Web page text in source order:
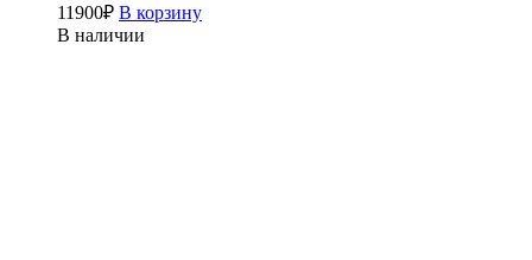
11900₽ В корзину
В наличии